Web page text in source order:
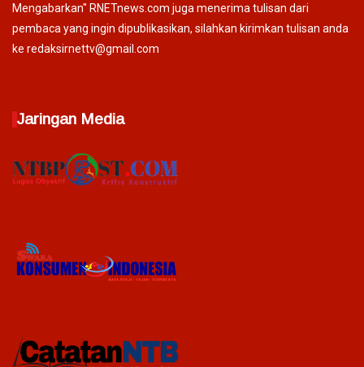
Mengabarkan" RNETnews.com juga menerima tulisan dari
pembaca yang ingin dipublikasikan, silahkan kirimkan tulisan anda
ke redaksirnettv@gmail.com
Jaringan Media